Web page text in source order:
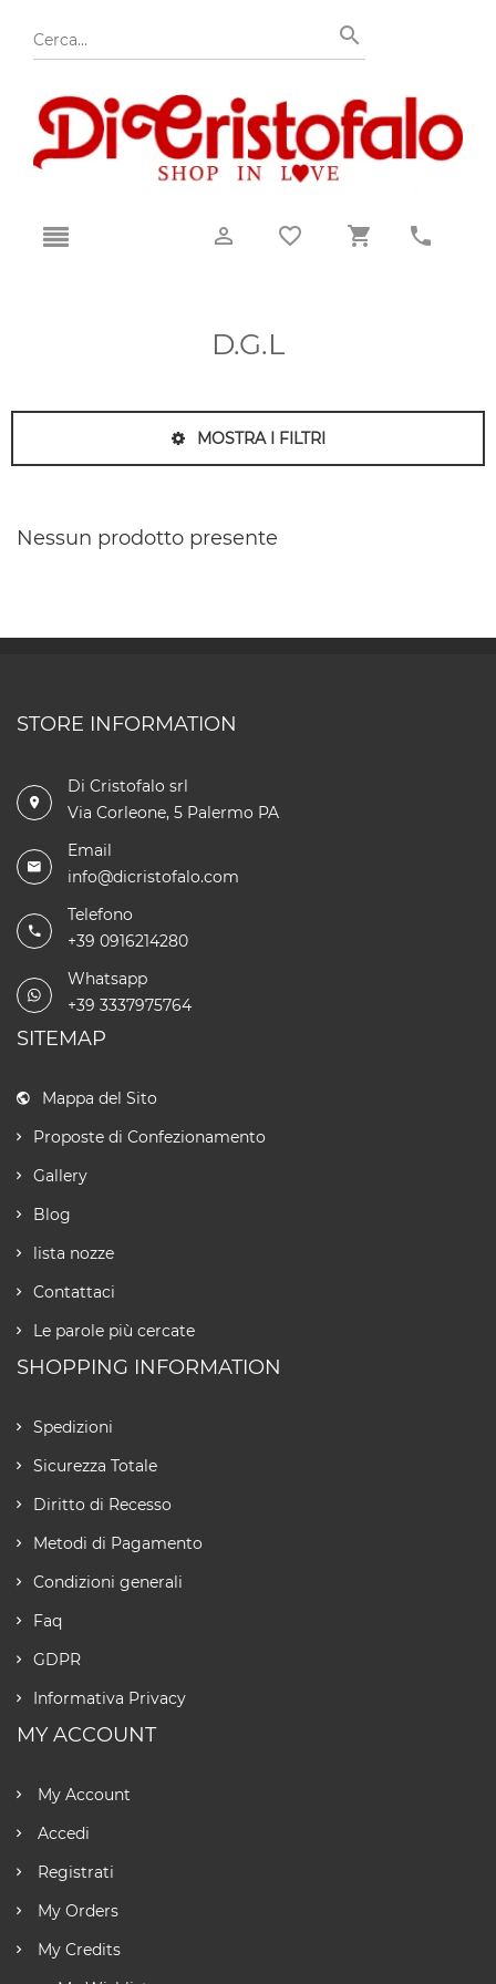
D.G.L
MOSTRA I FILTRI
Nessun prodotto presente
STORE INFORMATION
Di Cristofalo srl
Via Corleone, 5 Palermo PA
Email
info@dicristofalo.com
Telefono
+39 0916214280
Whatsapp
+39 3337975764
SITEMAP
Mappa del Sito
Proposte di Confezionamento
Gallery
Blog
lista nozze
Contattaci
Le parole più cercate
SHOPPING INFORMATION
Spedizioni
Sicurezza Totale
Diritto di Recesso
Metodi di Pagamento
Condizioni generali
Faq
GDPR
Informativa Privacy
MY ACCOUNT
My Account
Accedi
Registrati
My Orders
My Credits